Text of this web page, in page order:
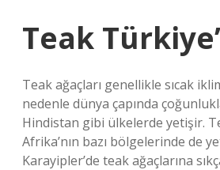
Teak
Teak ağaçları genellikle sıcak
nedenle dünya çapında
Hindistan gibi ülkelerde yetişir.
Afrika’nın bazı bölgelerinde de
Karayipler’de teak ağaçlarına